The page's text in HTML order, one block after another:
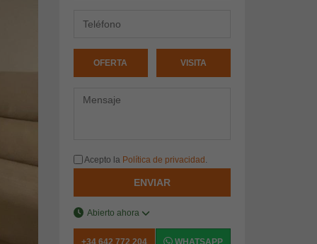
OFERTA VISITA
Acepto la Política de privacidad .
ENVIAR
Abierto ahora